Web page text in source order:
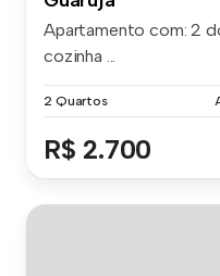
Apartamento com: 2
cozinha ...
2 Quartos
R$ 2.700